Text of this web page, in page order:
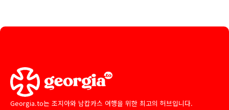
Georgia.to는 조지아와 남캅카스 여행을 위한 최고의 허브입니다.